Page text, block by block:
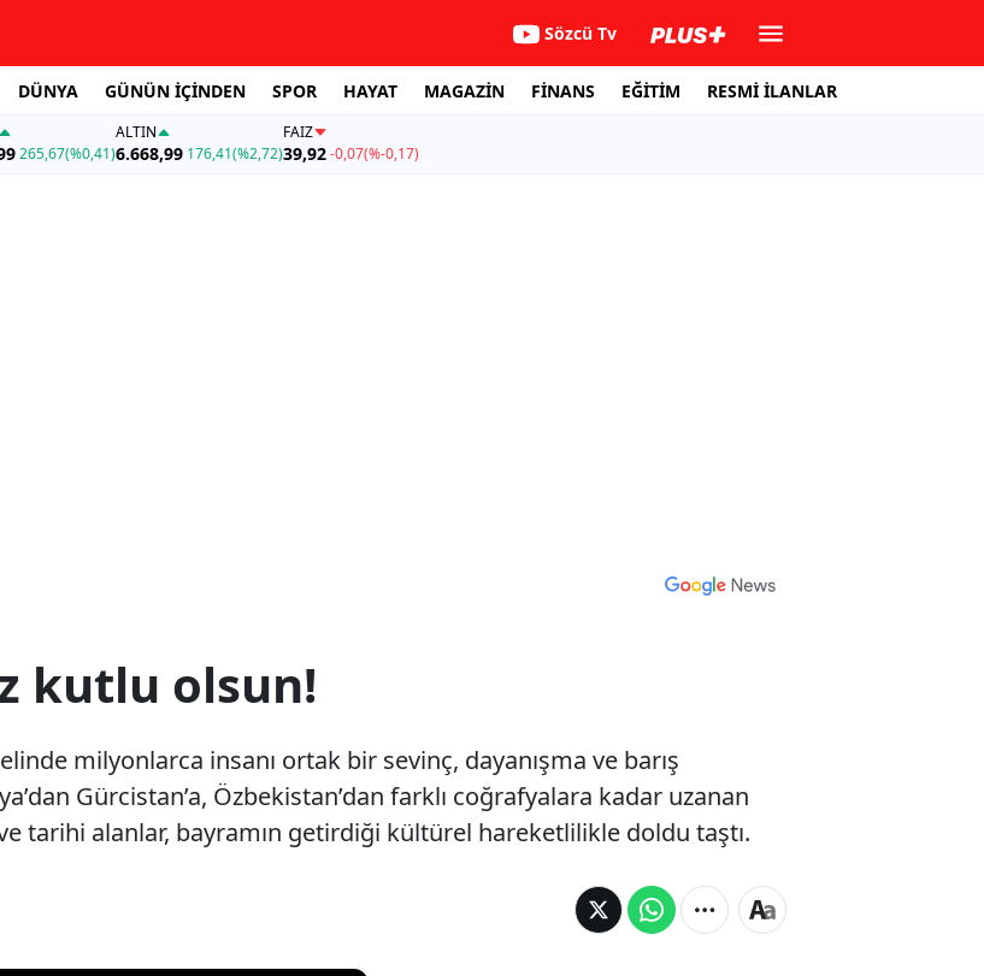
Sözcü Tv
DÜNYA GÜNÜN İÇİNDEN SPOR HAYAT MAGAZİN FİNANS EĞİTİM RESMİ İLANLAR
265,67(%0,41)
ALTIN
6.668,99 176,41(%2,72)
FAİZ
39,92-0,07(%-0,17)
kutlu olsun!
milyonlarca insanı ortak bir sevinç, dayanışma ve barış
Gürcistan’a, Özbekistan’dan farklı coğrafyalara kadar uzanan
tarihi alanlar, bayramın getirdiği kültürel hareketlilikle doldu taştı.